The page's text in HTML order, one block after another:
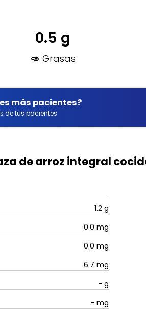
0.5 g
🥑 Grasas
más pacientes?
de tus pacientes
de arroz integral
1.2 g
0.0 mg
0.0 mg
6.7 mg
- g
- mg